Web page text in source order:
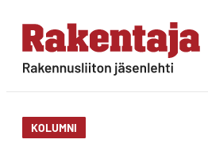
Siirry
suoraan
sisältöön
Rakentaja-lehti
KOLUMNI